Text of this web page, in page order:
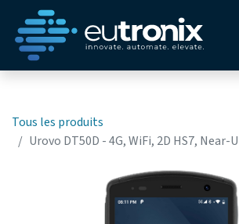
Tous les produits
Urovo DT50D - 4G, WiFi, 2D HS7, Near-